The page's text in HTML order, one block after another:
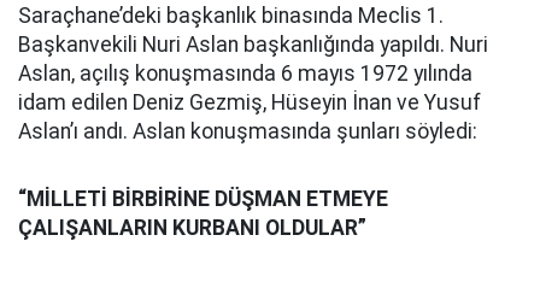
Saraçhane’deki başkanlık binasında Meclis 1.
Başkanvekili Nuri Aslan başkanlığında yapıldı. Nuri
Aslan, açılış konuşmasında 6 mayıs 1972 yılında
idam edilen Deniz Gezmiş, Hüseyin İnan ve Yusuf
Aslan’ı andı. Aslan konuşmasında şunları söyledi:
“MİLLETİ BİRBİRİNE DÜŞMAN ETMEYE
ÇALIŞANLARIN KURBANI OLDULAR”